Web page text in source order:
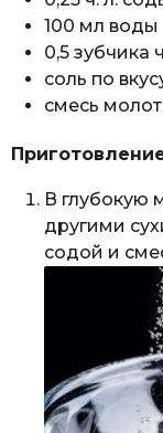
100 мл воды
0,5 зубчика
соль по
смесь
В глубокую
другими
содой и